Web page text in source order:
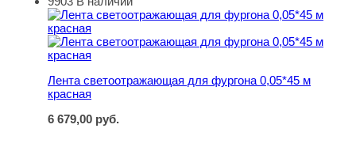
Лента светоотражающая для фургона 0,05*45 м
Лента светоотражающая для фургона 0,05*45 м
красная
6 679,00 руб.